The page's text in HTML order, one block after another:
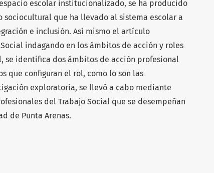
escolar institucionalizado, se ha producido
sociocultural que ha llevado al sistema escolar a
e inclusión. Así mismo el artículo
indagando en los ámbitos de acción y roles
se identifica dos ámbitos de acción profesional
que configuran el rol, como lo son las
exploratoria, se llevó a cabo mediante
del Trabajo Social que se desempeñan
de Punta Arenas.